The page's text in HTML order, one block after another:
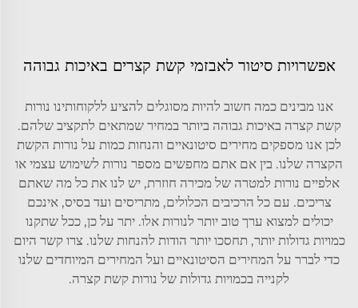
אפשרויות סיטור לאבזמי קשת קצרים באיכות גבוהה
אנו מבינים כמה חשוב להיות מסוגלים להציע ללקוחותינו נורות
קשת קצרה באיכות גבוהה ביותר במחיר שמתאים לתקציב שלהם.
לכן אנו מספקים מחירים סיטונאיים והנחות כמות על נורות הקשת
הקצרה שלנו. בין אם אתם מחפשים מספר נורות לשימוש עצמי או
אלפיים נורות למטרה של מכירה חוזרת, יש לנו את כל מה שאתם
צריכים. עם כל הרכיבים הכלולים, מתריסים ועד בסיס, אינכם
יכולים למצוא ערך טוב יותר לנורות אלו. יתר על כן, ככל שתקנו
כמויות גדולות יותר, תחסכו יותר הודות להנחות שלנו. צרו קשר היום
כדי לברר על המחירים הסיטונאיים ועל המחירים המיוחדים שלנו
לקנייה בכמויות גדולות של נורות קשת קצרה.